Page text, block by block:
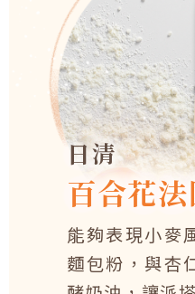
日清
百合花
能夠表現小麥
麵包粉，與杏